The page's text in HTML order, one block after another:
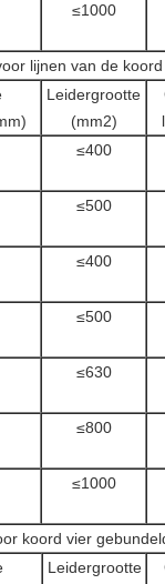
≤1000
lijnen van de
Leidergrootte
(mm2)
≤400
≤500
≤400
≤500
≤630
≤800
≤1000
koord vier
Leidergrootte